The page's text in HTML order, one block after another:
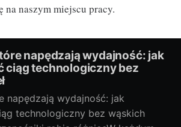
na naszym miejscu pracy.
napędzają wydajność: jak
ciąg technologiczny bez
napędzają wydajność: jak
technologiczny bez wąskich